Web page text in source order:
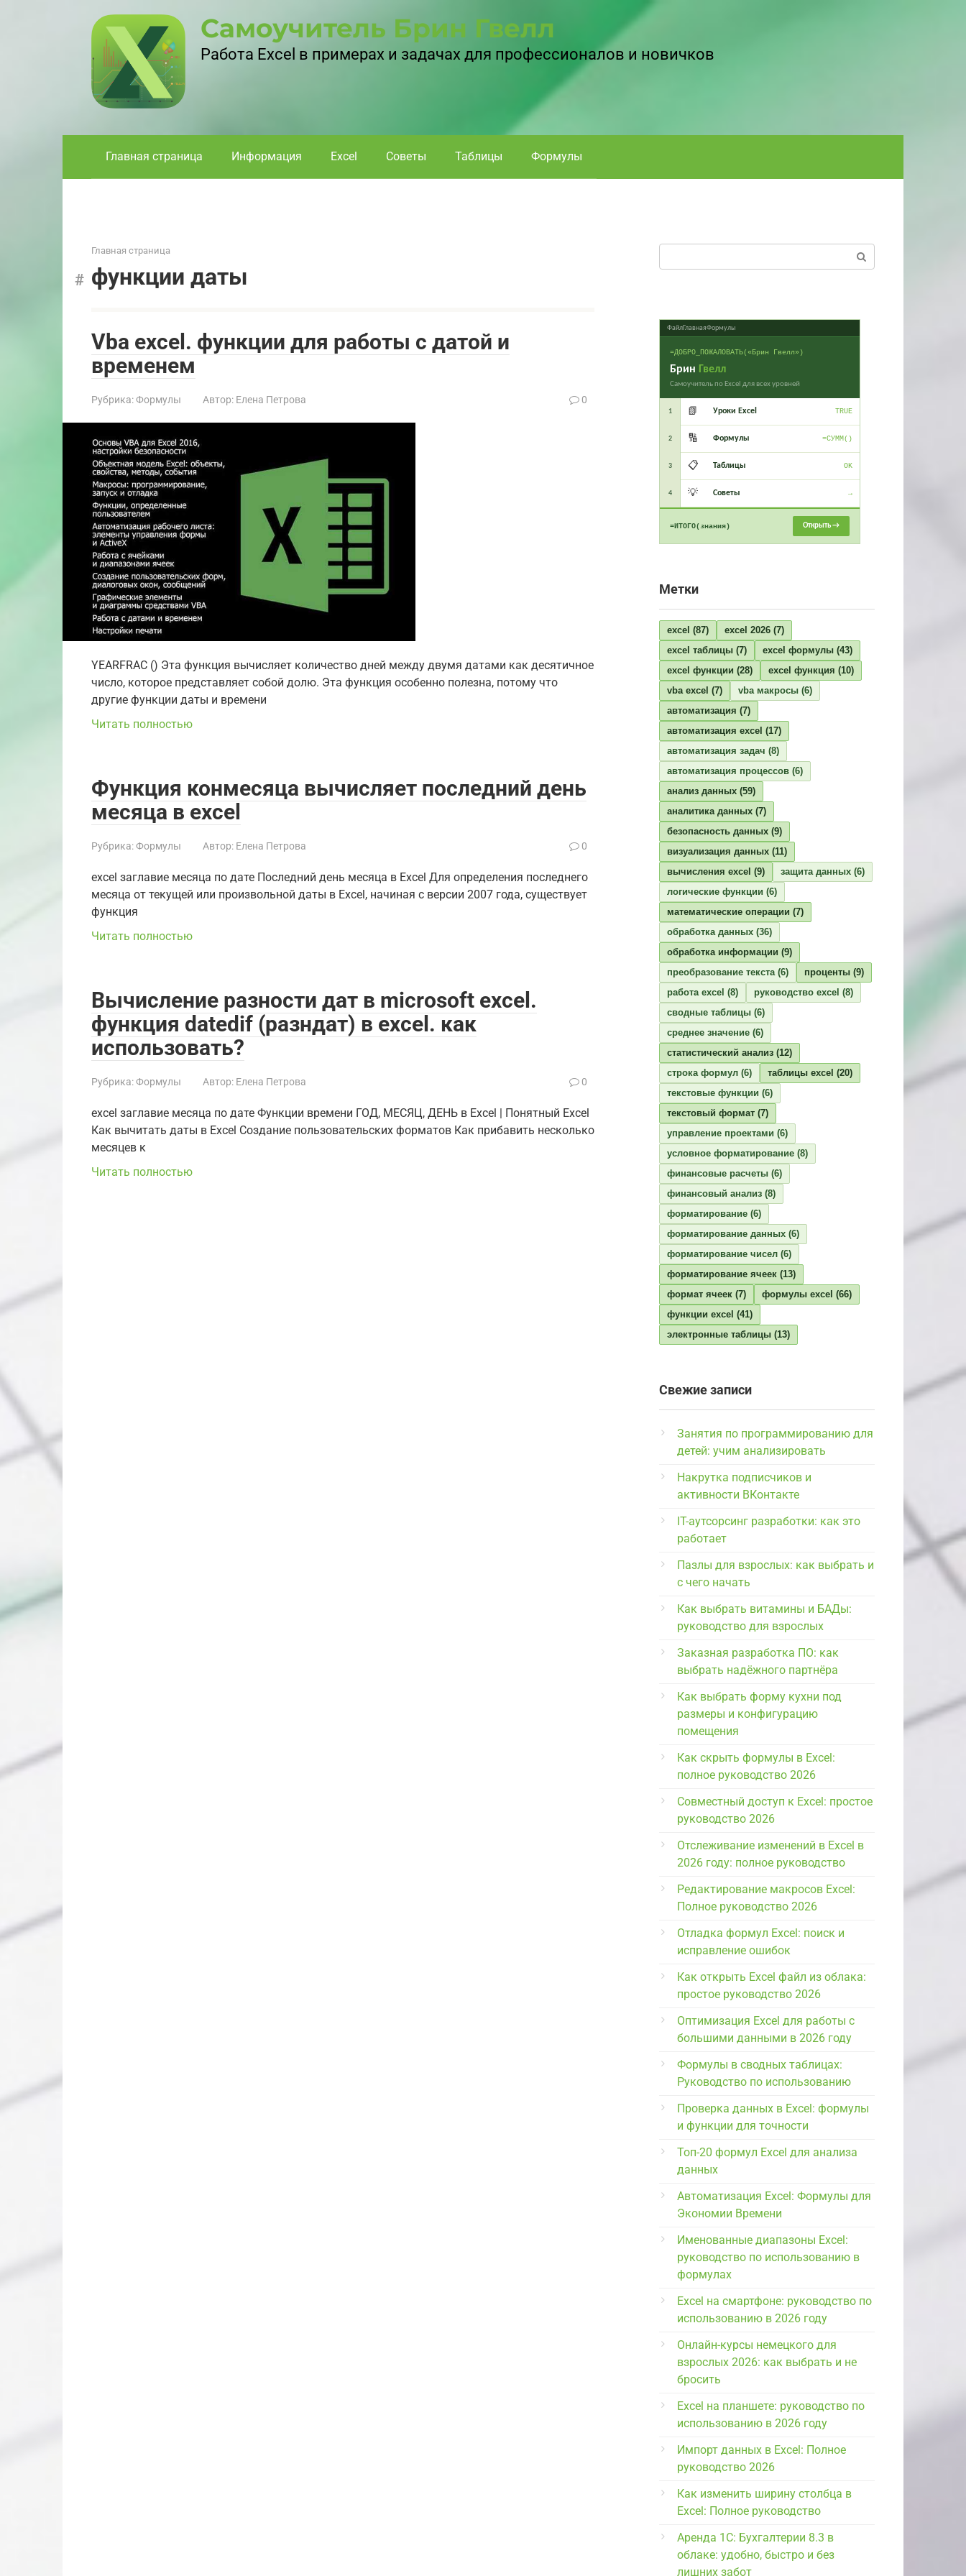
Самоучитель Брин Гвелл
Работа Excel в примерах и задачах для профессионалов и новичков
Главная страница Информация Excel Советы Таблицы Формулы
Главная страница
функции даты
Vba excel. функции для работы с датой и
временем
Рубрика:Формулы Автор: Елена Петрова 0
YEARFRAC () Эта функция вычисляет количество дней между двумя датами как десятичное
число, которое представляет собой долю. Эта функция особенно полезна, потому что
другие функции даты и времени
Читать полностью
Функция конмесяца вычисляет последний день
месяца в excel
Рубрика:Формулы Автор: Елена Петрова 0
excel заглавие месяца по дате Последний день месяца в Excel Для определения последнего
месяца от текущей или произвольной даты в Excel, начиная с версии 2007 года, существует
функция
Читать полностью
Вычисление разности дат в microsoft excel.
функция datedif (разндат) в excel. как
использовать?
Рубрика:Формулы Автор: Елена Петрова 0
excel заглавие месяца по дате Функции времени ГОД, МЕСЯЦ, ДЕНЬ в Excel | Понятный Excel
Как вычитать даты в Excel Создание пользовательских форматов Как прибавить несколько
месяцев к
Читать полностью
ФайлГлавнаяФормулы
=ДОБРО_ПОЖАЛОВАТЬ(«Брин Гвелл»)
Брин Гвелл
Самоучитель по Excel для всех уровней
1 📗 Уроки Excel TRUE
2 🔢 Формулы =СУММ()
3 📋 Таблицы OK
4 💡 Советы →
=ИТОГО(знания) Открыть →
Метки
excel (87) excel 2026 (7)
excel таблицы (7) excel формулы (43)
excel функции (28) excel функция (10)
vba excel (7) vba макросы (6)
автоматизация (7)
автоматизация excel (17)
автоматизация задач (8)
автоматизация процессов (6)
анализ данных (59)
аналитика данных (7)
безопасность данных (9)
визуализация данных (11)
вычисления excel (9) защита данных (6)
логические функции (6)
математические операции (7)
обработка данных (36)
обработка информации (9)
преобразование текста(6) проценты (9)
работа excel (8) руководство excel (8)
сводные таблицы (6)
среднее значение (6)
статистический анализ (12)
строка формул (6) таблицы excel (20)
текстовые функции (6)
текстовый формат (7)
управление проектами (6)
условное форматирование (8)
финансовые расчеты (6)
финансовый анализ (8)
форматирование (6)
форматирование данных (6)
форматирование чисел (6)
форматирование ячеек (13)
формат ячеек (7) формулы excel (66)
функции excel (41)
электронные таблицы (13)
Свежие записи
Занятия по программированию для
детей: учим анализировать
Накрутка подписчиков и
активности ВКонтакте
IT-аутсорсинг разработки: как это
работает
Пазлы для взрослых: как выбрать и
с чего начать
Как выбрать витамины и БАДы:
руководство для взрослых
Заказная разработка ПО: как
выбрать надёжного партнёра
Как выбрать форму кухни под
размеры и конфигурацию
помещения
Как скрыть формулы в Excel:
полное руководство 2026
Совместный доступ к Excel: простое
руководство 2026
Отслеживание изменений в Excel в
2026 году: полное руководство
Редактирование макросов Excel:
Полное руководство 2026
Отладка формул Excel: поиск и
исправление ошибок
Как открыть Excel файл из облака:
простое руководство 2026
Оптимизация Excel для работы с
большими данными в 2026 году
Формулы в сводных таблицах:
Руководство по использованию
Проверка данных в Excel: формулы
и функции для точности
Топ-20 формул Excel для анализа
данных
Автоматизация Excel: Формулы для
Экономии Времени
Именованные диапазоны Excel:
руководство по использованию в
формулах
Excel на смартфоне: руководство по
использованию в 2026 году
Онлайн-курсы немецкого для
взрослых 2026: как выбрать и не
бросить
Excel на планшете: руководство по
использованию в 2026 году
Импорт данных в Excel: Полное
руководство 2026
Как изменить ширину столбца в
Excel: Полное руководство
Аренда 1С: Бухгалтерии 8.3 в
облаке: удобно, быстро и без
лишних забот